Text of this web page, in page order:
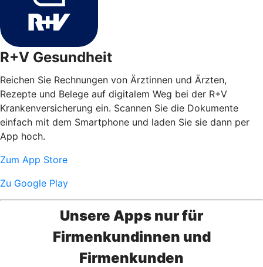
R+V Gesundheit
Reichen Sie Rechnungen von Ärztinnen und Ärzten,
Rezepte und Belege auf digitalem Weg bei der R+V
Krankenversicherung ein. Scannen Sie die Dokumente
einfach mit dem Smartphone und laden Sie sie dann per
App hoch.
Zum App Store
Zu Google Play
Unsere Apps nur für
Firmenkundinnen und
Firmenkunden